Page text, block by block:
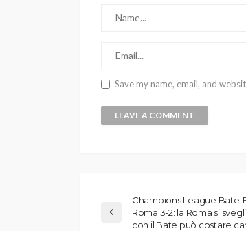
Save my name, email, and
Champions League Bate-
Roma 3-2: la Roma si
con il Bate può costare